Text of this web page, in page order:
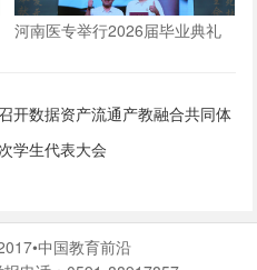
河南医专举行2026届毕业典礼
开数据资产流通产教融合共同体
学生代表大会
中国教育前沿